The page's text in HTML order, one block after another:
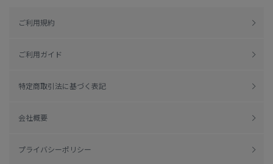
ご利用規約
ご利用ガイド
特定商取引法に基づく表記
会社概要
プライバシーポリシー